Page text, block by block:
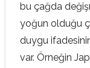
bu çağda
yoğun olduğu
duygu
var. Örneğin